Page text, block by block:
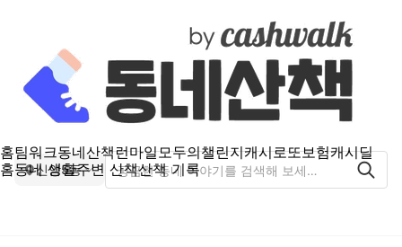
홈팀워크동네산책런마일모두의챌린지캐시로또보험캐시딜
홈동네 생활주변 산책산책 기록
신암5동